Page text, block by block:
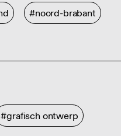
#noord-brabant
#grafisch ontwerp